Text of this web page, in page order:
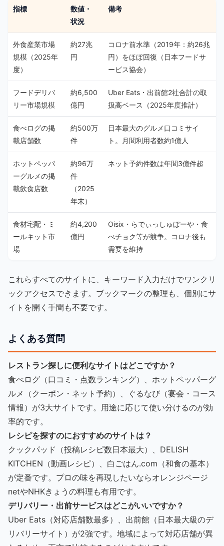
指標
数値・
状況
備考
外食産業市場
規模（2025年
度）
約27兆
円
コロナ前水準（2019年：約26兆
円）をほぼ回復（日本フードサ
ービス協会）
フードデリバ
リー市場規模
約6,500
億円
Uber Eats・出前館2社合計の取
扱高ベース（2025年度推計）
食べログの掲
載店舗数
約500万
件
日本最大のグルメ口コミサイ
ト。月間利用者数約1億人
ホットペッパ
ーグルメの掲
載飲食店数
約96万
件
（2025
年末）
ネット予約件数は年間3億件超
食材宅配・ミ
ールキット市
場
約4,200
億円
Oisix・らでぃっしゅぼーや・食
べチョク等が競争。コロナ後も
需要を維持
これらすべてのサイトに、キーワード入力だけでワンクリ
ックアクセスできます。ブックマークの整理も、個別にサ
イトを開く手間も不要です。
よくある質問
レストラン探しに便利なサイトはどこですか？
食べログ（口コミ・点数ランキング）、ホットペッパーグ
ルメ（クーポン・ネット予約）、ぐるなび（宴会・コース
情報）が3大サイトです。用途に応じて使い分けるのが効
率的です。
レシピを探すのにおすすめのサイトは？
クックパッド（投稿レシピ数日本最大）、DELISH
KITCHEN（動画レシピ）、白ごはん.com（和食の基本）
が定番です。プロの味を再現したいならオレンジページ
netやNHKきょうの料理も有用です。
デリバリー・出前サービスはどこがいいですか？
Uber Eats（対応店舗数最多）、出前館（日本最大級のデ
リバリーサイト）が2強です。地域によって対応店舗が異